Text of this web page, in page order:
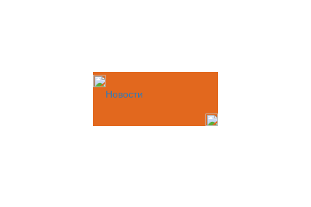
Новости